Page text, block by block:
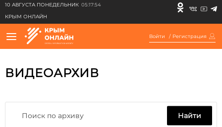
10 АВГУСТА ПОНЕДЕЛЬНИК 05:17:54
КРЫМ ОНЛАЙН
Войти / Регистрация
ВИДЕОАРХИВ
Найти